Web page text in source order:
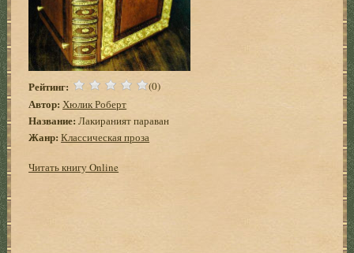
Рейтинг: (0)
Автор: Хюлик Роберт
Название: Лакираният параван
Жанр: Классическая проза
Читать книгу Online